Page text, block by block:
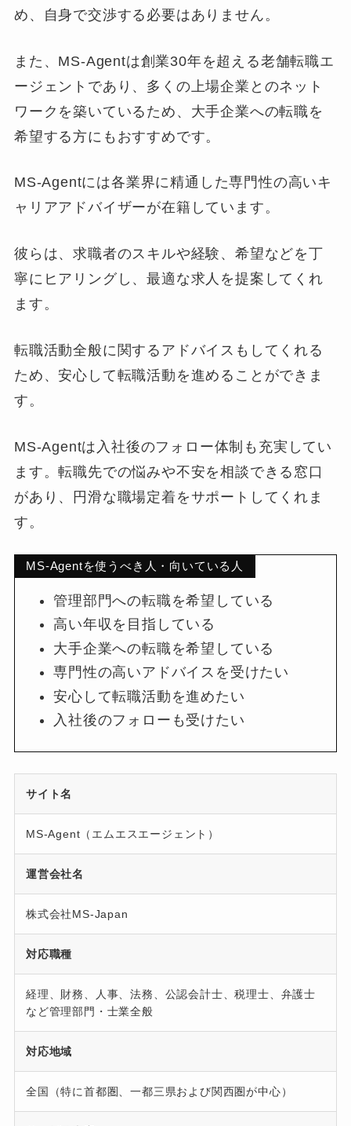
め、自身で交渉する必要はありません。
また、MS-Agentは創業30年を超える老舗転職エ
ージェントであり、多くの上場企業とのネット
ワークを築いているため、大手企業への転職を
希望する方にもおすすめです。
MS-Agentには各業界に精通した専門性の高いキ
ャリアアドバイザーが在籍しています。
彼らは、求職者のスキルや経験、希望などを丁
寧にヒアリングし、最適な求人を提案してくれ
ます。
転職活動全般に関するアドバイスもしてくれる
ため、安心して転職活動を進めることができま
す。
MS-Agentは入社後のフォロー体制も充実してい
ます。転職先での悩みや不安を相談できる窓口
があり、円滑な職場定着をサポートしてくれま
す。
MS-Agentを使うべき人・向いている人
管理部門への転職を希望している
高い年収を目指している
大手企業への転職を希望している
専門性の高いアドバイスを受けたい
安心して転職活動を進めたい
入社後のフォローも受けたい
サイト名
MS-Agent（エムエスエージェント）
運営会社名
株式会社MS-Japan
対応職種
経理、財務、人事、法務、公認会計士、税理士、弁護士
など管理部門・士業全般
対応地域
全国（特に首都圏、一都三県および関西圏が中心）